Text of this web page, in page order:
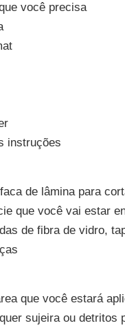
você precisa
instruções
de lâmina para
que você vai estar
de fibra de vidro,
que você estará
sujeira ou detritos